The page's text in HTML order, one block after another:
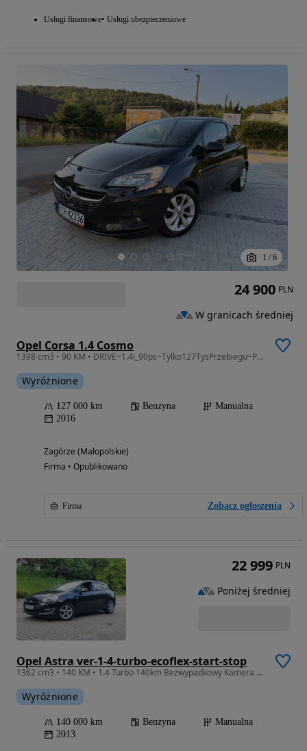
Usługi finansowe Usługi ubezpieczeniowe
1 / 6
Opel Corsa 1.4 Cosmo
1398 cm3 • 90 KM • DRIVE~1.4i_90ps~Tylko127TysPrzebiegu~PDC~GrzaneFotele+Kierownica~TOP!
Wyróżnione
127 000 km Benzyna
Manualna
2016
Zagórze (Małopolskie)
Firma • Opublikowano
Firma Zobacz ogłoszenia
24 900 PLN
W granicach średniej
Opel Astra ver-1-4-turbo-ecoflex-start-stop
1362 cm3 • 140 KM • 1.4 Turbo 140km Bezwypadkowy Kamera Alu Stan Top
Wyróżnione
140 000 km Benzyna
Manualna
2013
22 999 PLN
Poniżej średniej